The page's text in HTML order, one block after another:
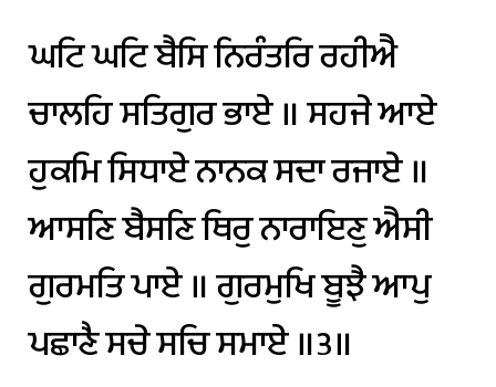
ਘਟਿਘਟਿਬੈਸਿਨਿਰੰਤਰਿਰਹੀਐ
ਚਾਲਹਿਸਤਿਗੁਰਭਾਏ॥ਸਹਜੇਆਏ
ਹੁਕਮਿਸਿਧਾਏਨਾਨਕਸਦਾਰਜਾਏ॥
ਆਸਣਿਬੈਸਣਿਥਿਰੁਨਾਰਾਇਣੁਐਸੀ
ਗੁਰਮਤਿਪਾਏ॥ਗੁਰਮੁਖਿਬੂਝੈਆਪੁ
ਪਛਾਣੈਸਚੇਸਚਿਸਮਾਏ॥੩॥